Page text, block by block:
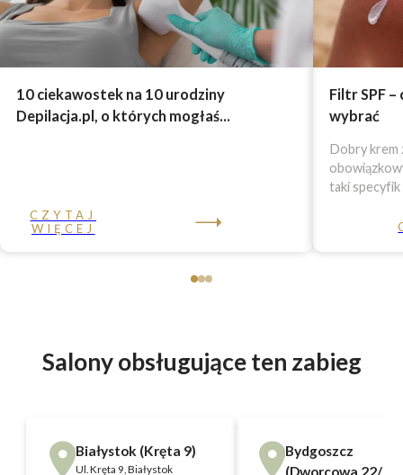
10 ciekawostek na 10 urodziny
Depilacja.pl, o których mogłaś...
CZYTAJ
WIĘCEJ
Filtr SPF
wybrać
Dobry krem
taki specyfik
Salony obsługujące ten zabieg
Białystok (Kręta 9)
Ul. Kręta 9, Białystok
Bydgoszcz
(Dworcowa 22/11)